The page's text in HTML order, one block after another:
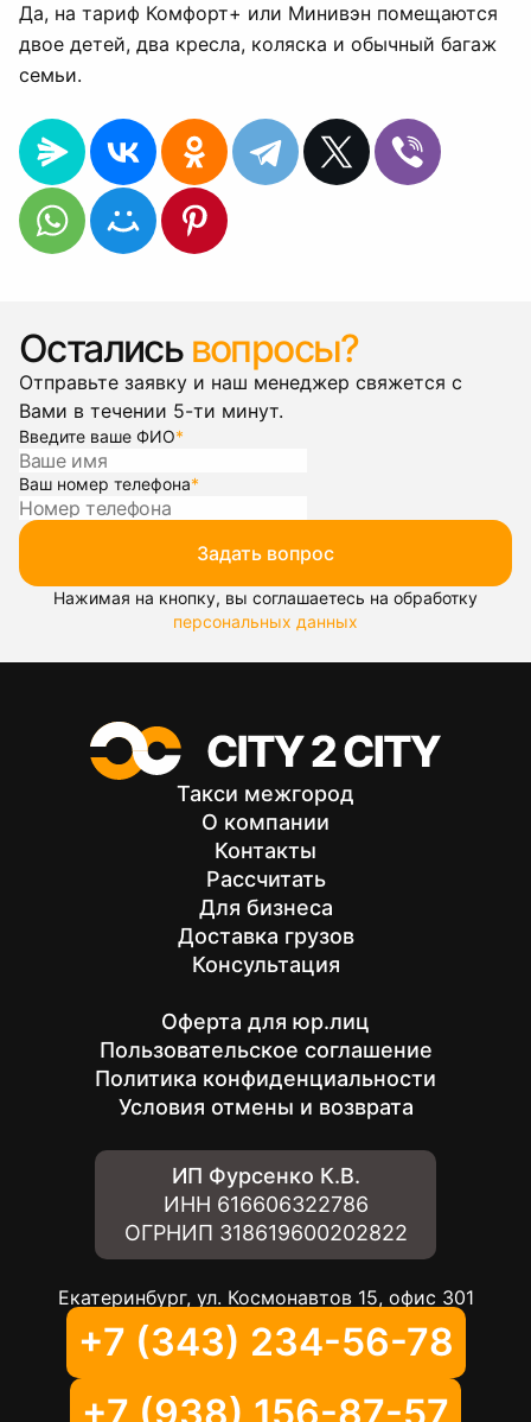
Да, на тариф Комфорт+ или Минивэн помещаются
двое детей, два кресла, коляска и обычный багаж
семьи.
Остались вопросы?
Отправьте заявку и наш менеджер свяжется с
Вами в течении 5-ти минут.
Введите ваше ФИО*
Ваш номер телефона*
Задать вопрос
Нажимая на кнопку, вы соглашаетесь на обработку
персональных данных
Такси межгород
О компании
Контакты
Рассчитать
Для бизнеса
Доставка грузов
Консультация
Оферта для юр.лиц
Пользовательское соглашение
Политика конфиденциальности
Условия отмены и возврата
ИП Фурсенко К.В.
ИНН 616606322786
ОГРНИП 318619600202822
Екатеринбург, ул. Космонавтов 15, офис 301
+7 (343) 234-56-78